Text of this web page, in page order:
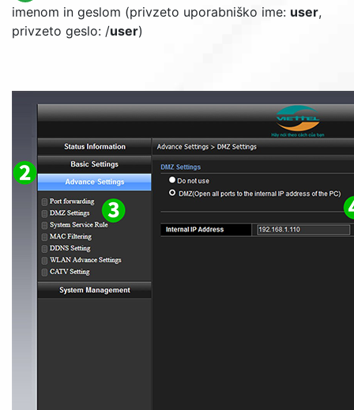
imenom in geslom (privzeto uporabniško ime: user,
privzeto geslo: /user)